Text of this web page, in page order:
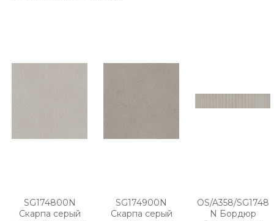
SG174800N
Скарпа серый
SG174900N
Скарпа серый
OS/A358/SG1748
N Бордюр